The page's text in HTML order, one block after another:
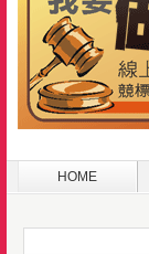
HOME